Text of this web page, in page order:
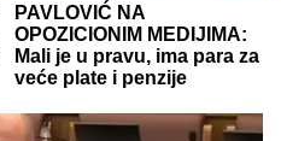
PAVLOVIĆ NA
OPOZICIONIM MEDIJIMA:
Mali je u pravu, ima para za
veće plate i penzije